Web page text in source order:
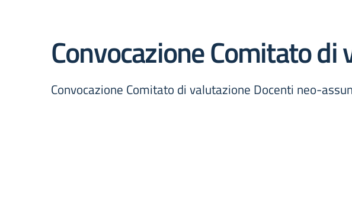
Convocazione Comitato
Convocazione Comitato di valutazione Docenti neo-